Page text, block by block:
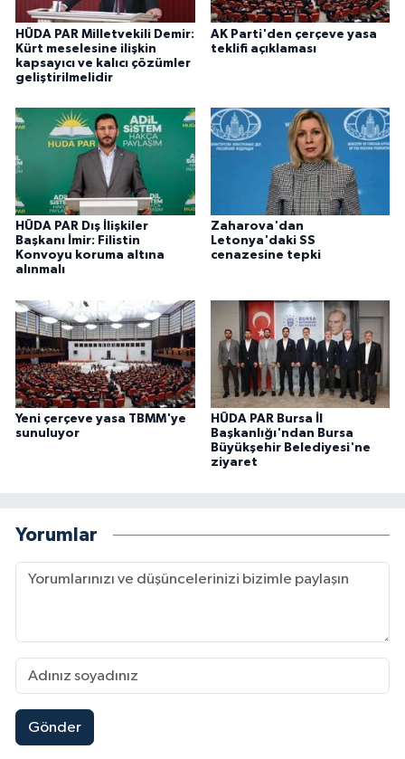
HÜDA PAR Milletvekili Demir:
Kürt meselesine ilişkin
kapsayıcı ve kalıcı çözümler
geliştirilmelidir
AK Parti'den çerçeve yasa
teklifi açıklaması
HÜDA PAR Dış İlişkiler
Başkanı İmir: Filistin
Konvoyu koruma altına
alınmalı
Zaharova'dan
Letonya'daki SS
cenazesine tepki
Yeni çerçeve yasa TBMM'ye
sunuluyor
HÜDA PAR Bursa İl
Başkanlığı'ndan Bursa
Büyükşehir Belediyesi'ne
ziyaret
Yorumlar
Gönder